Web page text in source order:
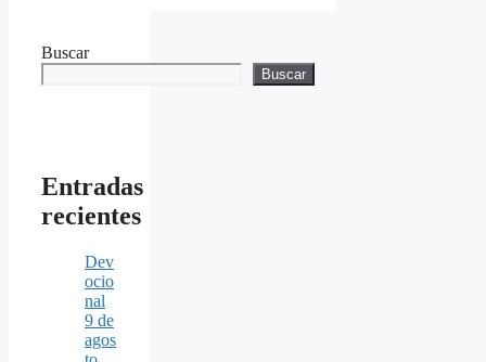
Buscar
Buscar
Entradas
recientes
Dev
ocio
nal
9 de
agos